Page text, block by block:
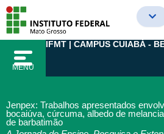
para
conteúdo
MENU
IFMT | CAMPUS CUIABÁ -
Jenpex: Trabalhos apresentados
bocaiúva, cúrcuma, albedo de
de barbatimão